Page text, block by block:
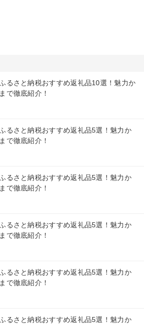
るさと納税おすすめ返礼品10選！魅力か
で徹底紹介！
るさと納税おすすめ返礼品5選！魅力か
で徹底紹介！
るさと納税おすすめ返礼品5選！魅力か
で徹底紹介！
るさと納税おすすめ返礼品5選！魅力か
で徹底紹介！
るさと納税おすすめ返礼品5選！魅力か
で徹底紹介！
るさと納税おすすめ返礼品5選！魅力か